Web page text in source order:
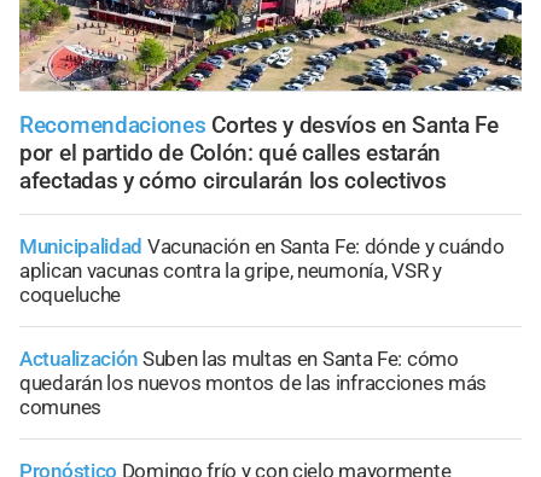
Recomendaciones Cortes y desvíos en Santa Fe
por el partido de Colón: qué calles estarán
afectadas y cómo circularán los colectivos
Municipalidad Vacunación en Santa Fe: dónde y cuándo
aplican vacunas contra la gripe, neumonía, VSR y
coqueluche
Actualización Suben las multas en Santa Fe: cómo
quedarán los nuevos montos de las infracciones más
comunes
Pronóstico Domingo frío y con cielo mayormente